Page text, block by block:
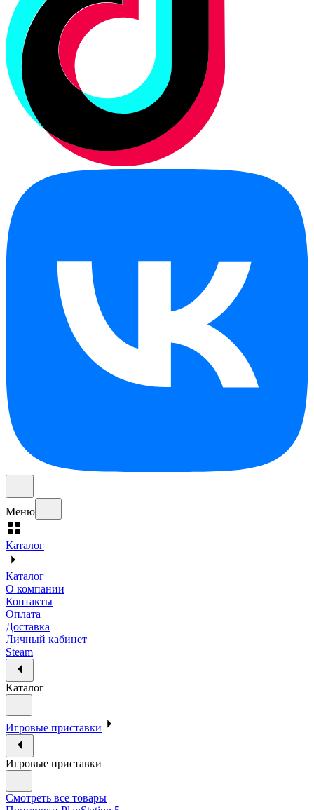
Меню
Каталог
Каталог
О компании
Контакты
Оплата
Доставка
Личный кабинет
Steam
Каталог
Игровые приставки
Игровые приставки
Смотреть все товары